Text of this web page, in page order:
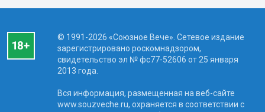
© 1991-2026 «Союзное Вече». Сетевое издание
зарегистрировано роскомнадзором,
свидетельство эл № фc77-52606 от 25 января
2013 года.
Вся информация, размещенная на веб-сайте
www.souzveche.ru, охраняется в соответствии с